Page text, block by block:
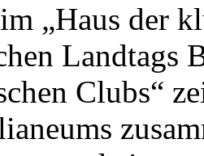
„Haus der
Landtags
Clubs“